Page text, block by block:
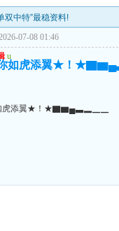
双中特”最稳资料!
07-08 01:46
u
如虎添翼★！
虎添翼★！★▇▆▄▃▂▁▁